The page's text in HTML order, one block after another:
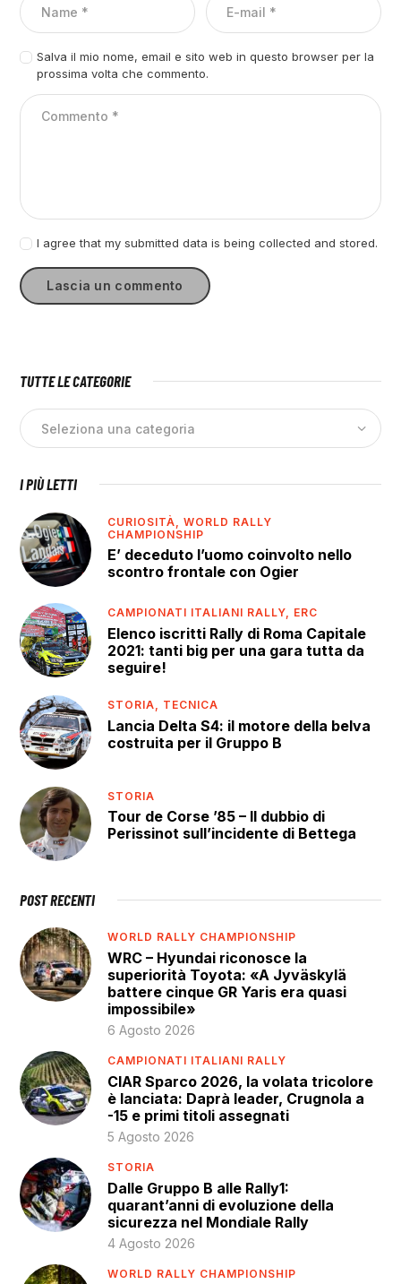
Salva il mio nome, email e sito web in questo browser per la
prossima volta che commento.
I agree that my submitted data is being collected and stored.
TUTTE LE CATEGORIE
I PIÙ LETTI
CURIOSITÀ,WORLD RALLY
CHAMPIONSHIP
E’ deceduto l’uomo coinvolto nello
scontro frontale con Ogier
CAMPIONATI ITALIANI RALLY, ERC
Elenco iscritti Rally di Roma Capitale
2021: tanti big per una gara tutta da
seguire!
STORIA, TECNICA
Lancia Delta S4: il motore della belva
costruita per il Gruppo B
STORIA
Tour de Corse ’85 – Il dubbio di
Perissinot sull’incidente di Bettega
POST RECENTI
WORLD RALLY CHAMPIONSHIP
WRC – Hyundai riconosce la
superiorità Toyota: «A Jyväskylä
battere cinque GR Yaris era quasi
impossibile»
6 Agosto 2026
CAMPIONATI ITALIANI RALLY
CIAR Sparco 2026, la volata tricolore
è lanciata: Daprà leader, Crugnola a
-15 e primi titoli assegnati
5 Agosto 2026
STORIA
Dalle Gruppo B alle Rally1:
quarant’anni di evoluzione della
sicurezza nel Mondiale Rally
4 Agosto 2026
WORLD RALLY CHAMPIONSHIP